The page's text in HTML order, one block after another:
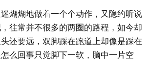
煳煳地做着一个个动作，又隐约听说
往常并不很多的两圈的路程，如今却
还要远，双脚踩在跑道上却像是踩在
么回事只觉脚下一软，脑中一片空